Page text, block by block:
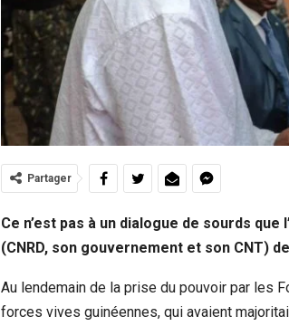
Partager
Ce n’est pas à un dialogue de sourds
(CNRD, son gouvernement et son CNT)
Au lendemain de la prise du pouvoir par les
forces vives guinéennes, qui avaient